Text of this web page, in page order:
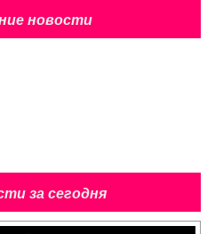
новости
за сегодня